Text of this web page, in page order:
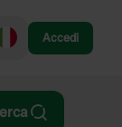
Accedi